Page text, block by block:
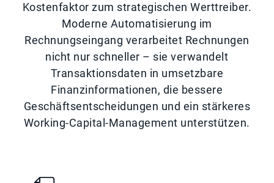
Kostenfaktor zum strategischen Werttreiber.
Moderne Automatisierung im
Rechnungseingang verarbeitet Rechnungen
nicht nur schneller – sie verwandelt
Transaktionsdaten in umsetzbare
Finanzinformationen, die bessere
Geschäftsentscheidungen und ein stärkeres
Working-Capital-Management unterstützen.